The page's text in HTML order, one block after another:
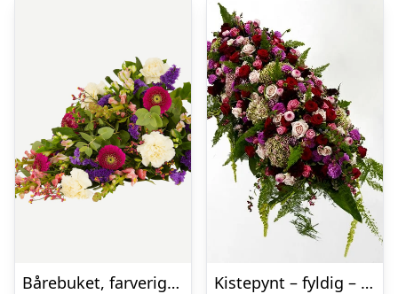
Bårebuket, farverig (Floristens kreative valg)
Kistepynt – fyldig – Blomster til begravelse